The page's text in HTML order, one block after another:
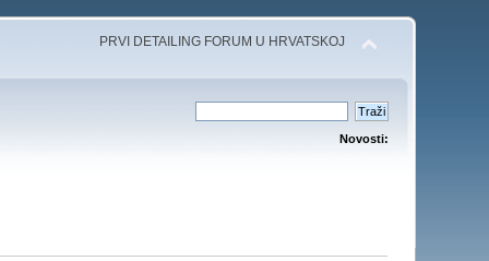
PRVI DETAILING FORUM U HRVATSKOJ
Novosti: